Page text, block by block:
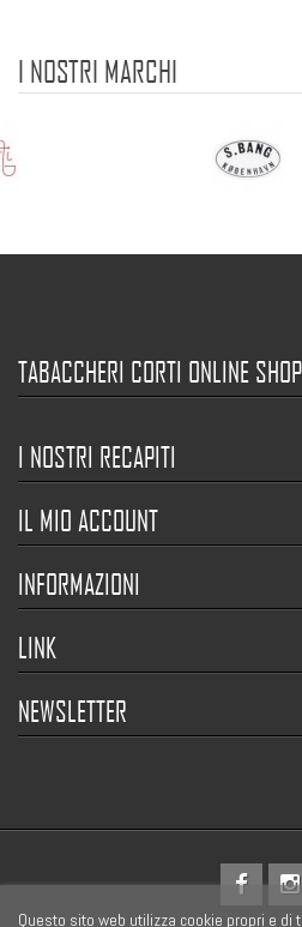
I NOSTRI MARCHI
TABACCHERI CORTI ONLINE SHOP
I NOSTRI RECAPITI
IL MIO ACCOUNT
INFORMAZIONI
LINK
NEWSLETTER
Questo sito web utilizza cookie propri e di